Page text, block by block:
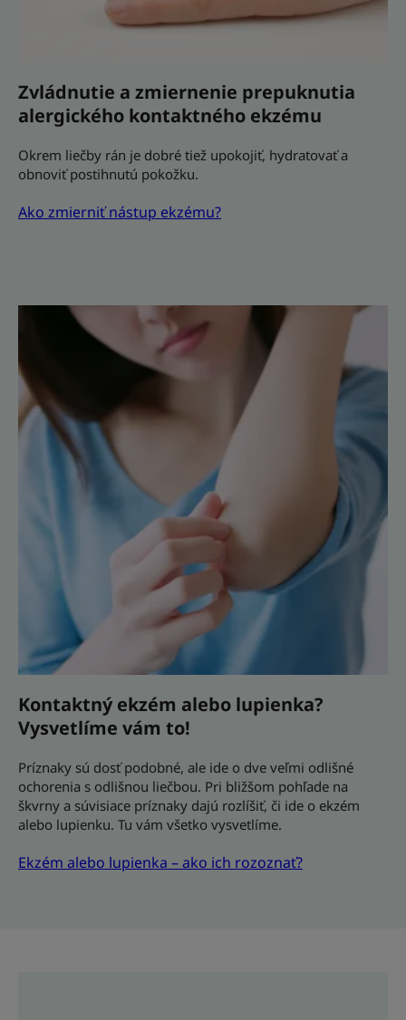
Zvládnutie a zmiernenie prepuknutia
alergického kontaktného ekzému
Okrem liečby rán je dobré tiež upokojiť, hydratovať a
obnoviť postihnutú pokožku.
Ako zmierniť nástup ekzému?
–
ako
ich
rozoznať?
Kontaktný
Vysvetlíme
Kontaktný ekzém alebo lupienka?
Vysvetlíme vám to!
Príznaky sú dosť podobné, ale ide o dve veľmi odlišné
ochorenia s odlišnou liečbou. Pri bližšom pohľade na
škvrny a súvisiace príznaky dajú rozlíšiť, či ide o ekzém
alebo lupienku. Tu vám všetko vysvetlíme.
Ekzém alebo lupienka – ako ich rozoznať?